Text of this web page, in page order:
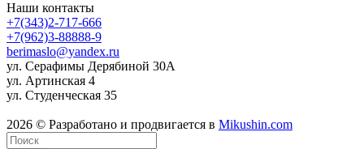
Наши контакты
+7(343)2-717-666
+7(962)3-88888-9
berimaslo@yandex.ru
ул. Серафимы Дерябиной 30А
ул. Артинская 4
ул. Студенческая 35
2026 © Разработано и продвигается в Mikushin.com